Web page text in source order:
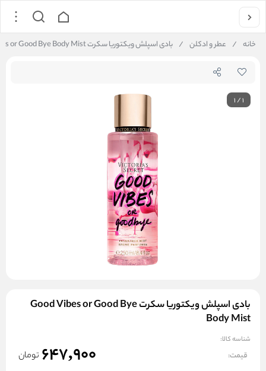
خانه / عطر و ادکلن / بادی اسپلش ویکتوریا سکرت Good Vibes or Good Bye Body Mist
1/1
بادی اسپلش ویکتوریا سکرت Good Vibes or Good Bye
Body Mist
شناسه کالا:
قیمت: 647,900 تومان